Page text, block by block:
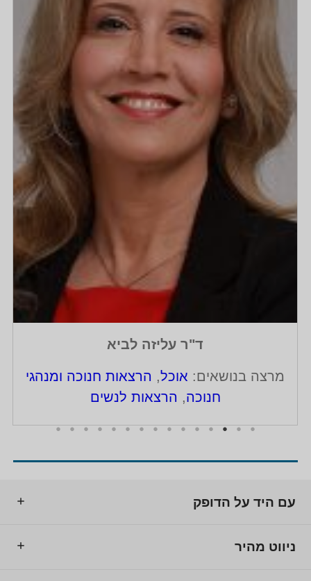
ד"ר עליזה לביא
מרצה בנושאים: אוכל, הרצאות חנוכה ומנהגי
חנוכה, הרצאות לנשים
עם היד על הדופק
ניווט מהיר